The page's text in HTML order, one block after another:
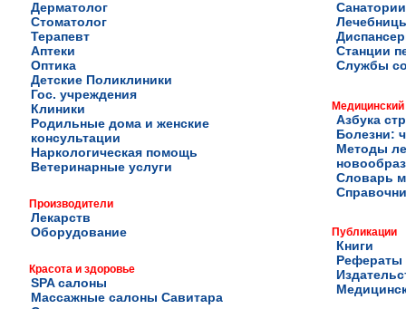
Дерматолог
Стоматолог
Терапевт
Аптеки
Оптика
Детские Поликлиники
Гос. учреждения
Клиники
Родильные дома и женские
консультации
Наркологическая помощь
Ветеринарные услуги
Производители
Лекарств
Оборудование
Красота и здоровье
SPA салоны
Массажные салоны Савитара
Станции
Службы
Медицинский
Азбука
Болезни:
Методы
Словарь
Публикации
Книги
Рефераты